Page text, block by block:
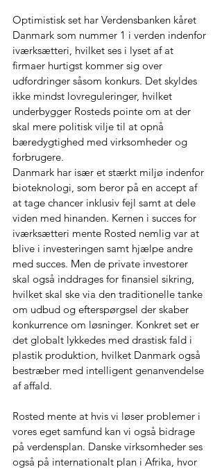
Optimistisk set har Verdensbanken kåret
Danmark som nummer 1 i verden indenfor
iværksætteri, hvilket ses i lyset af at
firmaer hurtigst kommer sig over
udfordringer såsom konkurs. Det skyldes
ikke mindst lovreguleringer, hvilket
underbygger Rosteds pointe om at der
skal mere politisk vilje til at opnå
bæredygtighed med virksomheder og
forbrugere.
Danmark har især et stærkt miljø indenfor
bioteknologi, som beror på en accept af
at tage chancer inklusiv fejl samt at dele
viden med hinanden. Kernen i succes for
iværksætteri mente Rosted nemlig var at
blive i investeringen samt hjælpe andre
med succes. Men de private investorer
skal også inddrages for finansiel sikring,
hvilket skal ske via den traditionelle tanke
om udbud og efterspørgsel der skaber
konkurrence om løsninger. Konkret set er
det globalt lykkedes med drastisk fald i
plastik produktion, hvilket Danmark også
bestræber med intelligent genanvendelse
af affald.
Rosted mente at hvis vi løser problemer i
vores eget samfund kan vi også bidrage
på verdensplan. Danske virksomheder ses
også på internationalt plan i Afrika, hvor